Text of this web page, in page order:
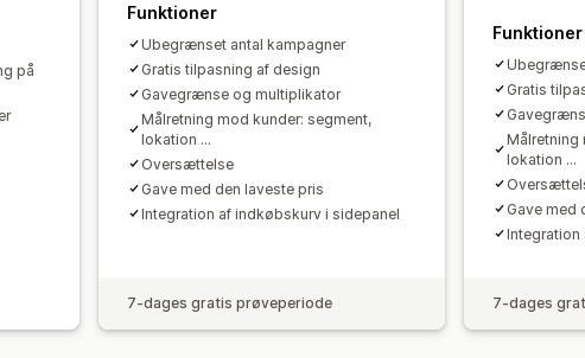
på
Funktioner
Ubegrænset antal kampagner
Gratis tilpasning af design
Gavegrænse og multiplikator
Målretning mod kunder: segment,
lokation ...
Oversættelse
Gave med den laveste pris
Integration af indkøbskurv i sidepanel
7-dages gratis prøveperiode
Funktioner
Gratis
Målretning
lokation ...
Gave med
Integration
7-dages